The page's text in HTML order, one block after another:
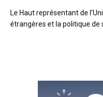
Le Haut représentant de
étrangères et la politique de